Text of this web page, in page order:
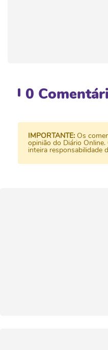
0
IMPORTANTE: Os
opinião do Diário
inteira responsabilidade